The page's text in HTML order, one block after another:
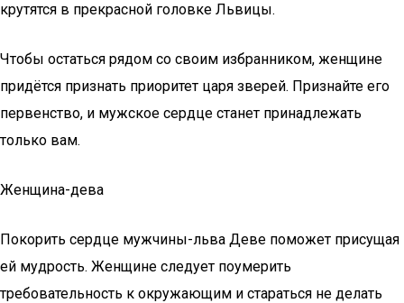
крутятся в прекрасной головке Львицы.
Чтобы остаться рядом со своим избранником, женщине
придётся признать приоритет царя зверей. Признайте его
первенство, и мужское сердце станет принадлежать
только вам.
Женщина-дева
Покорить сердце мужчины-льва Деве поможет присущая
ей мудрость. Женщине следует поумерить
требовательность к окружающим и стараться не делать